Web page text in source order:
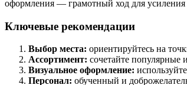
оформления — грамотный ход для
Ключевые рекомендации
Выбор места: ориентируйтесь на
Ассортимент: сочетайте популярные
Визуальное оформление:
Персонал: обученный и